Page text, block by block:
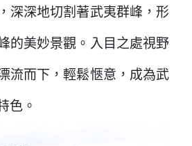
深深地切割著武夷群峰，形
的美妙景觀。入目之處視野
流而下，輕鬆愜意，成為武
色。